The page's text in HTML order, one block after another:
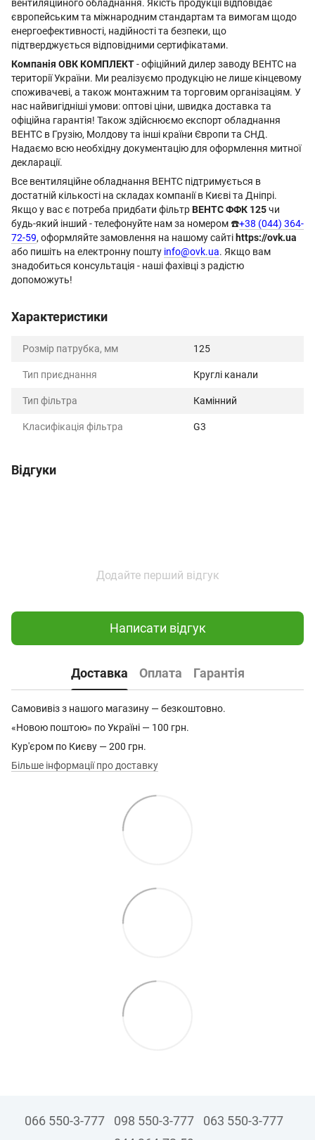
вентиляційного обладнання. Якість продукції відповідає
європейським та міжнародним стандартам та вимогам щодо
енергоефективності, надійності та безпеки, що
підтверджується відповідними сертифікатами.
Компанія ОВК КОМПЛЕКТ- офіційний дилер заводу ВЕНТС на
території України. Ми реалізуємо продукцію не лише кінцевому
споживачеві, а також монтажним та торговим організаціям. У
нас найвигідніші умови: оптові ціни, швидка доставка та
офіційна гарантія! Також здійснюємо експорт обладнання
ВЕНТС в Грузію, Молдову та інші країни Європи та СНД.
Надаємо всю необхідну документацію для оформлення митної
декларації.
Все вентиляційне обладнання ВЕНТС підтримується в
достатній кількості на складах компанії в Києві та Дніпрі.
Якщо у вас є потреба придбати фільтрВЕНТС ФФК 125чи
будь-який інший - телефонуйте нам за номером ☎️+38 (044) 364-
72-59, оформляйте замовлення на нашому сайті https://ovk.ua
або пишіть на електронну пошту info@ovk.ua. Якщо вам
знадобиться консультація - наші фахівці з радістю
допоможуть!
Характеристики
Розмір патрубка, мм 125
Тип приєднання Круглі канали
Тип фільтра Камінний
Класифікація фільтра G3
Відгуки
Додайте перший відгук
Написати відгук
Доставка Оплата Гарантія
Самовивіз з нашого магазину — безкоштовно.
«Новою поштою» по Україні — 100 грн.
Кур'єром по Києву — 200 грн.
Більше інформації про доставку
066 550-3-777 098 550-3-777
063 550-3-777